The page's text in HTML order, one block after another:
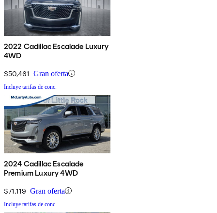
2022 Cadillac Escalade Luxury
4WD
$50,461 Gran oferta
Incluye tarifas de conc.
2024 Cadillac Escalade
Premium Luxury 4WD
$71,119 Gran oferta
Incluye tarifas de conc.